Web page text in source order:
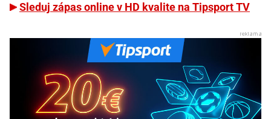
Sleduj zápas online v HD kvalite na Tipsport TV